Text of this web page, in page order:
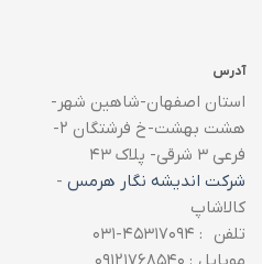
آدرس
استان اصفهان-شاهین شهر-
هشت بهشت-خ فرشتگان ۲-
فرعی ۳ شرقی- پلاک ۴۳
شرکت اندیشه نگار هرمس -
کالاشاپ
تلفن : ۴۵۳۱۷۰۹۴-۰۳۱